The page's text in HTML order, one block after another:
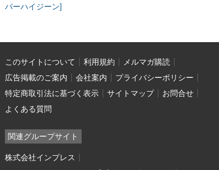
バーハイジーン]
このサイトについて 利用規約
メルマガ購読
広告掲載のご案内
会社案内
プライバシーポリシー
特定商取引法に基づく表示
サイトマップ
お問合せ
よくある質問
関連グループサイト
株式会社インプレス